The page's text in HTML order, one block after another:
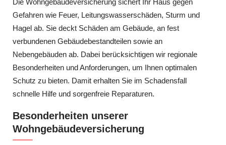
Die Wohngebäudeversicherung sichert Ihr Haus gegen
Gefahren wie Feuer, Leitungswasserschäden, Sturm und
Hagel ab. Sie deckt Schäden am Gebäude, an fest
verbundenen Gebäudebestandteilen sowie an
Nebengebäuden ab. Dabei berücksichtigen wir regionale
Besonderheiten und Anforderungen, um Ihnen optimalen
Schutz zu bieten. Damit erhalten Sie im Schadensfall
schnelle Hilfe und sorgenfreie Reparaturen.
Besonderheiten unserer
Wohngebäudeversicherung